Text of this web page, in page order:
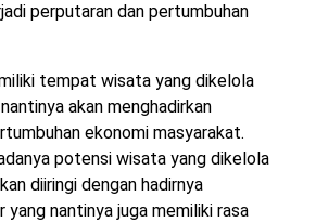
perputaran dan pertumbuhan
tempat wisata yang dikelola
akan menghadirkan
ekonomi masyarakat.
potensi wisata yang dikelola
diiringi dengan hadirnya
yang nantinya juga memiliki rasa